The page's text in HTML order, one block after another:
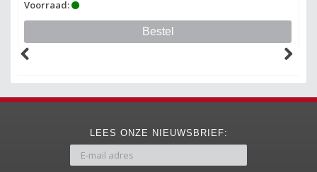
Voorraad:
Bestel
LEES ONZE NIEUWSBRIEF: